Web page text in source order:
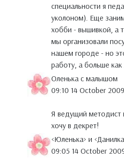
специальности я
уколоном). Еще
хобби - вышивкой, а
мы организовали
нашем городе - но
работу, а больше
Оленька с малышом
09:10 14 October 2009
Я ведущий методист
хочу в декрет!
<Юленька> и
09:05 14 October